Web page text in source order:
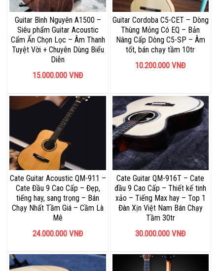
Guitar Bình Nguyên A1500 –
Siêu phẩm Guitar Acoustic
Cẩm Ấn Chọn Lọc – Âm Thanh
Tuyệt Vời + Chuyên Dùng Biểu
Diễn
15.000.000 VNĐ
Guitar Cordoba C5-CET – Dòng
Thùng Mỏng Có EQ – Bản
Nâng Cấp Dòng C5-SP – Âm
tốt, bán chạy tầm 10tr
10.200.000 VNĐ
Cate Guitar Acoustic QM-911 –
Cate Đầu 9 Cao Cấp – Đẹp,
tiếng hay, sang trọng – Bán
Chạy Nhất Tầm Giá – Cầm Là
Mê
24.000.000 VNĐ
Cate Guitar QM-916T – Cate
đầu 9 Cao Cấp – Thiết kế tinh
xảo – Tiếng Max hay – Top 1
Đàn Xịn Việt Nam Bán Chạy
Tầm 30tr
30.000.000 VNĐ